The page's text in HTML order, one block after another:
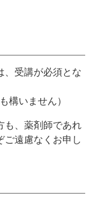
、受講が必須とな
構いません）
も、薬剤師であれ
ご遠慮なくお申し